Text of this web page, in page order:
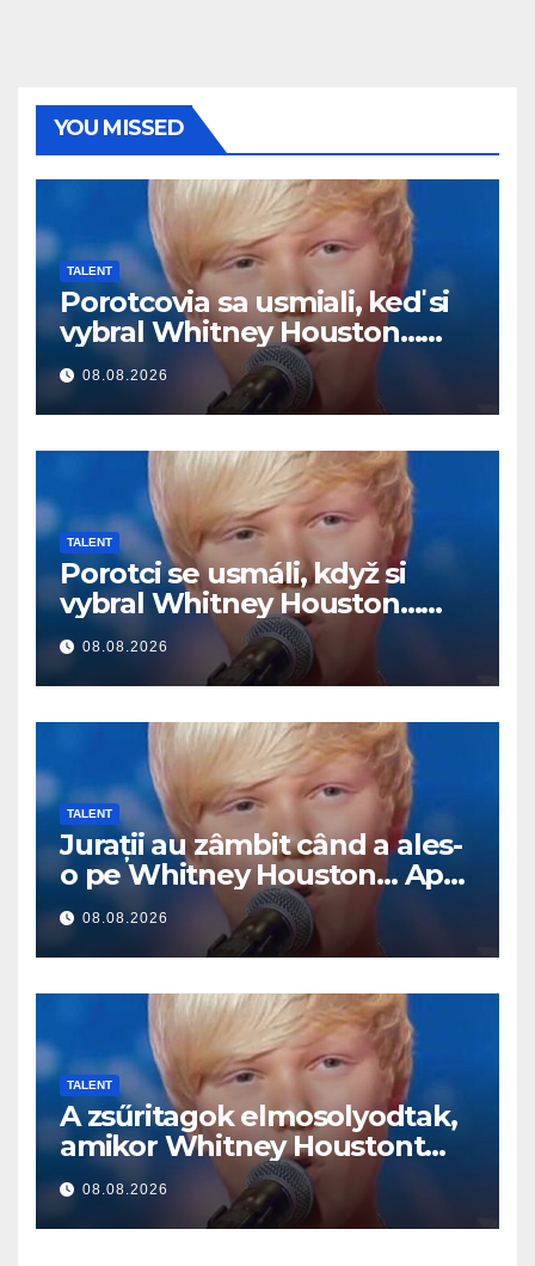
YOU MISSED
TALENT
Porotcovia sa usmiali, keď si
vybral Whitney Houston…
Potom začal spievať
08.08.2026
TALENT
Porotci se usmáli, když si
vybral Whitney Houston…
Pak začal zpívat
08.08.2026
TALENT
Jurații au zâmbit când a ales-
o pe Whitney Houston… Apoi
a început să cânte
08.08.2026
TALENT
A zsűritagok elmosolyodtak,
amikor Whitney Houstont
választotta… Aztán énekelni
kezdett
08.08.2026